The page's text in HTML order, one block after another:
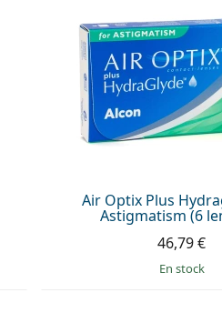
Air Optix Plus
Astigmatism (6
46,79 €
en stock